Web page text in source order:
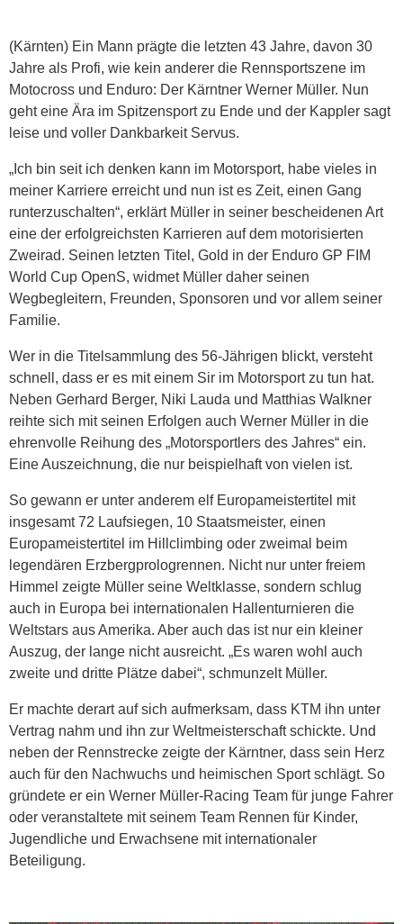
(Kärnten) Ein Mann prägte die letzten 43 Jahre, davon 30
Jahre als Profi, wie kein anderer die Rennsportszene im
Motocross und Enduro: Der Kärntner Werner Müller. Nun
geht eine Ära im Spitzensport zu Ende und der Kappler sagt
leise und voller Dankbarkeit Servus.
„Ich bin seit ich denken kann im Motorsport, habe vieles in
meiner Karriere erreicht und nun ist es Zeit, einen Gang
runterzuschalten“, erklärt Müller in seiner bescheidenen Art
eine der erfolgreichsten Karrieren auf dem motorisierten
Zweirad. Seinen letzten Titel, Gold in der Enduro GP FIM
World Cup OpenS, widmet Müller daher seinen
Wegbegleitern, Freunden, Sponsoren und vor allem seiner
Familie.
Wer in die Titelsammlung des 56-Jährigen blickt, versteht
schnell, dass er es mit einem Sir im Motorsport zu tun hat.
Neben Gerhard Berger, Niki Lauda und Matthias Walkner
reihte sich mit seinen Erfolgen auch Werner Müller in die
ehrenvolle Reihung des „Motorsportlers des Jahres“ ein.
Eine Auszeichnung, die nur beispielhaft von vielen ist.
So gewann er unter anderem elf Europameistertitel mit
insgesamt 72 Laufsiegen, 10 Staatsmeister, einen
Europameistertitel im Hillclimbing oder zweimal beim
legendären Erzbergprologrennen. Nicht nur unter freiem
Himmel zeigte Müller seine Weltklasse, sondern schlug
auch in Europa bei internationalen Hallenturnieren die
Weltstars aus Amerika. Aber auch das ist nur ein kleiner
Auszug, der lange nicht ausreicht. „Es waren wohl auch
zweite und dritte Plätze dabei“, schmunzelt Müller.
Er machte derart auf sich aufmerksam, dass KTM ihn unter
Vertrag nahm und ihn zur Weltmeisterschaft schickte. Und
neben der Rennstrecke zeigte der Kärntner, dass sein Herz
auch für den Nachwuchs und heimischen Sport schlägt. So
gründete er ein Werner Müller-Racing Team für junge Fahrer
oder veranstaltete mit seinem Team Rennen für Kinder,
Jugendliche und Erwachsene mit internationaler
Beteiligung.